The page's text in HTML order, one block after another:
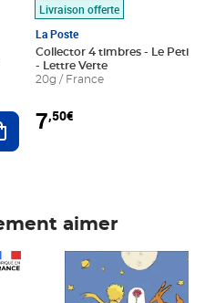
Ajouter au panier
Livraison offerte
La Poste
Collector 4 timbres - Le Petit
- Lettre Verte
20g / France
7,50€
aimer
Prix 7,50€